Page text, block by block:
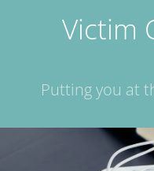
Victim
Putting you at